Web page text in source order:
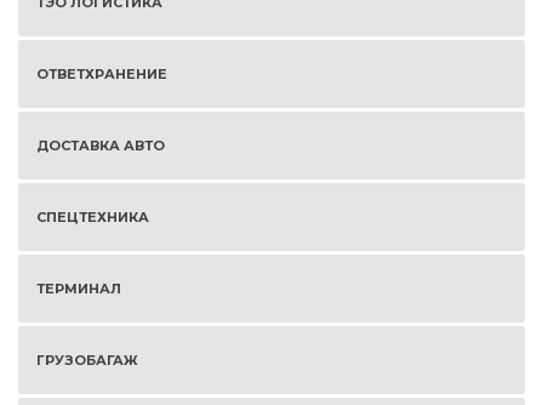
ОТВЕТХРАНЕНИЕ
ДОСТАВКА АВТО
СПЕЦТЕХНИКА
ТЕРМИНАЛ
ГРУЗОБАГАЖ